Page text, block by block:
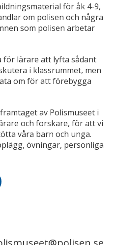
för åk 4-9,
om polisen och några
som polisen arbetar
för lärare att lyfta sådant
i klassrummet, men
om för att förebygga
av Polismuseet i
och forskare, för att vi
våra barn och unga.
övningar, personliga